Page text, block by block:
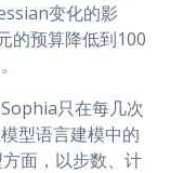
变化的影
的预算降低到100
只在每几次
型语言建模中的
面，以步数、计